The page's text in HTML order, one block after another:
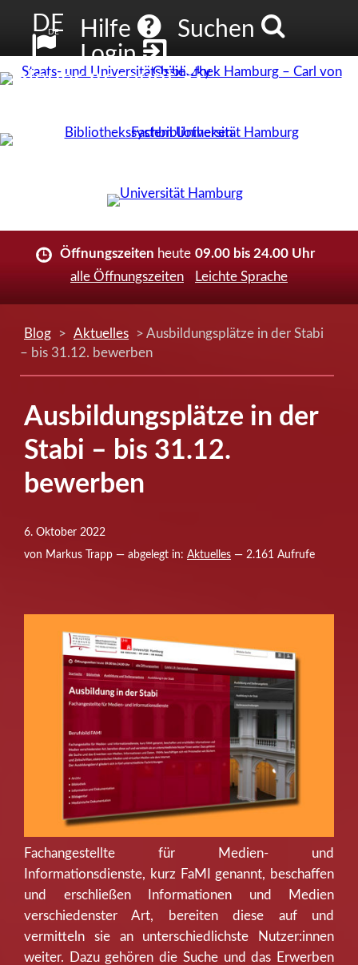
DE
DE Hilfe
Suchen
Login
Neuer Account
Öffnungszeiten heute 09.00 bis 24.00 Uhr
alle Öffnungszeiten
Leichte Sprache
Blog > Aktuelles
> Ausbildungsplätze in der Stabi
– bis 31.12. bewerben
Ausbildungsplätze in der
Stabi – bis 31.12.
bewerben
6. Oktober 2022
von Markus Trapp — abgelegt in: Aktuelles — 2.161 Aufrufe
Fachangestellte für Medien- und
Informationsdienste, kurz FaMI genannt, beschaffen
und erschließen Informationen und Medien
verschiedenster Art, bereiten diese auf und
vermitteln sie an unterschiedlichste Nutzer:innen
weiter. Dazu gehören die Suche und das Erwerben